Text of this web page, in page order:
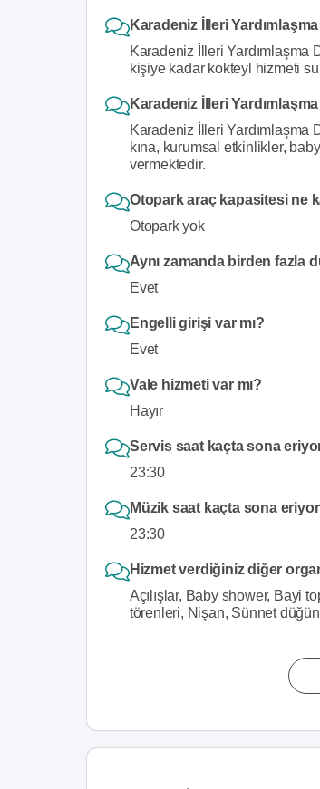
Karadeniz İlleri
Karadeniz İlleri
kişiye kadar kokteyl hizmeti
Karadeniz İlleri
Karadeniz İlleri Yardımlaşma
kına, kurumsal etkinlikler,
vermektedir.
Otopark araç kapasitesi ne
Otopark yok
Aynı zamanda birden fazla
Evet
Engelli girişi var mı?
Evet
Vale hizmeti var mı?
Hayır
Servis saat kaçta sona
23:30
Müzik saat kaçta sona
23:30
Hizmet verdiğiniz diğer
Açılışlar, Baby shower, Bayi
törenleri, Nişan, Sünnet